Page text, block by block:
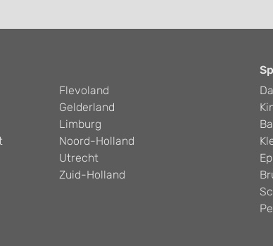
Flevoland
Gelderland
Limburg
Noord-Holland
Utrecht
Zuid-Holland